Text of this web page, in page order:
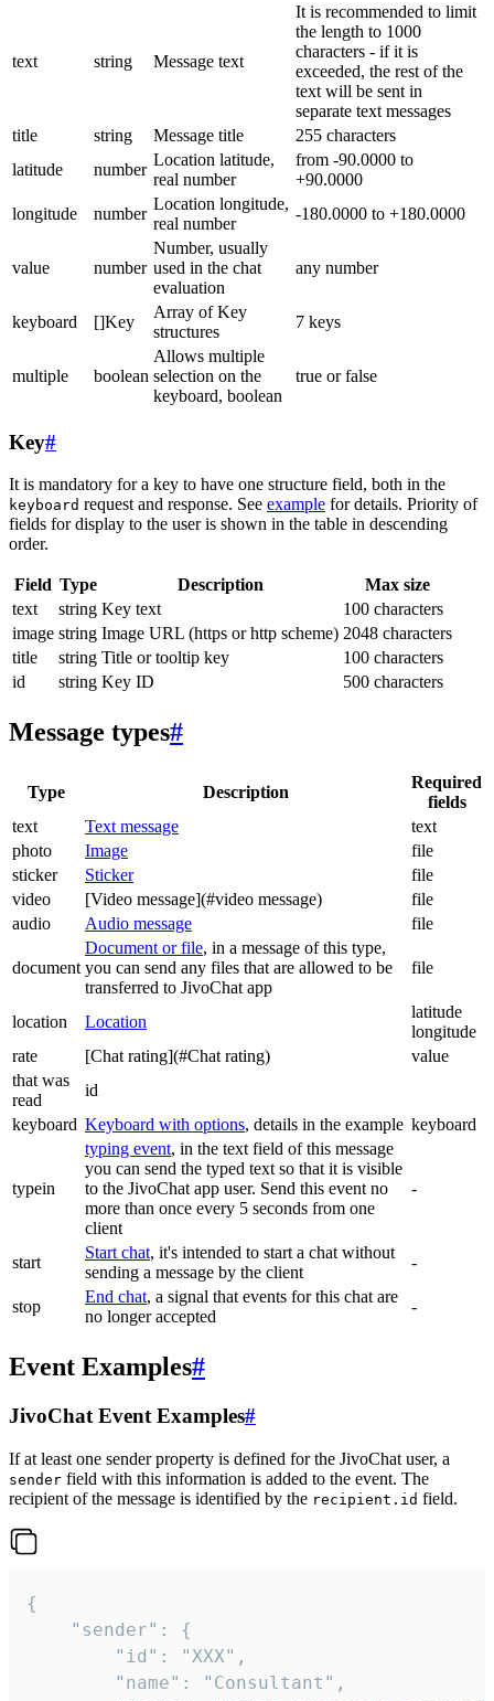
text string Message text
It is recommended to limit
the length to 1000
characters - if it is
exceeded, the rest of the
text will be sent in
separate text messages
title
string Message title
255 characters
latitude
number
Location latitude,
real number
from -90.0000 to
+90.0000
longitude
number
Location longitude,
real number
-180.0000 to +180.0000
value number
Number, usually
used in the chat
evaluation
any number
keyboard []Key
Array of Key
structures
7 keys
multiple boolean
Allows multiple
selection on the
keyboard, boolean
true or false
Key#
It is mandatory for a key to have one structure field, both in the
keyboard request and response. See example for details. Priority of
fields for display to the user is shown in the table in descending
order.
Field Type Description
Max size
text
string Key text
100 characters
image string Image URL (https or http scheme) 2048 characters
title
string Title or tooltip key
100 characters
id
string Key ID 500 characters
Message types#
Type Description
Required
fields
text
Text message
text
photo
Image
file
sticker
Sticker
file
video
[Video message](#video message)
file
audio
Audio message file
document
Document or file, in a message of this type,
you can send any files that are allowed to be
transferred to JivoChat app
file
location Location
latitude
longitude
rate
[Chat rating](#Chat rating)
value
that was
read
id
keyboard Keyboard with options, details in the example keyboard
typein
typing event, in the text field of this message
you can send the typed text so that it is visible
to the JivoChat app user. Send this event no
more than once every 5 seconds from one
client
-
start
Start chat, it's intended to start a chat without
sending a message by the client
-
stop
End chat, a signal that events for this chat are
no longer accepted
-
Event Examples#
JivoChat Event Examples#
If at least one sender property is defined for the JivoChat user, a
sender field with this information is added to the event. The
recipient of the message is identified by the recipient.id field.
{